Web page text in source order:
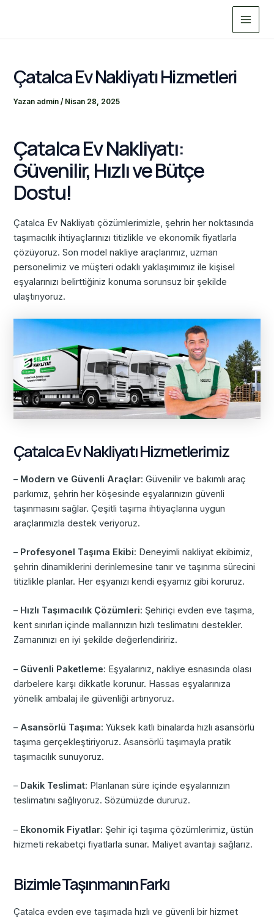
Main
Menu
Çatalca Ev Nakliyatı Hizmetleri
Yazan admin/ Nisan 28, 2025
Çatalca Ev Nakliyatı:
Güvenilir, Hızlı ve Bütçe
Dostu!
Çatalca Ev Nakliyatı çözümlerimizle, şehrin her noktasında
taşımacılık ihtiyaçlarınızı titizlikle ve ekonomik fiyatlarla
çözüyoruz. Son model nakliye araçlarımız, uzman
personelimiz ve müşteri odaklı yaklaşımımız ile kişisel
eşyalarınızı belirttiğiniz konuma sorunsuz bir şekilde
ulaştırıyoruz.
Çatalca Ev Nakliyatı Hizmetlerimiz
– Modern ve Güvenli Araçlar: Güvenilir ve bakımlı araç
parkımız, şehrin her köşesinde eşyalarınızın güvenli
taşınmasını sağlar. Çeşitli taşıma ihtiyaçlarına uygun
araçlarımızla destek veriyoruz.
– Profesyonel Taşıma Ekibi: Deneyimli nakliyat ekibimiz,
şehrin dinamiklerini derinlemesine tanır ve taşınma sürecini
titizlikle planlar. Her eşyanızı kendi eşyamız gibi koruruz.
– Hızlı Taşımacılık Çözümleri: Şehiriçi evden eve taşıma,
kent sınırları içinde mallarınızın hızlı teslimatını destekler.
Zamanınızı en iyi şekilde değerlendiririz.
– Güvenli Paketleme: Eşyalarınız, nakliye esnasında olası
darbelere karşı dikkatle korunur. Hassas eşyalarınıza
yönelik ambalaj ile güvenliği artırıyoruz.
– Asansörlü Taşıma: Yüksek katlı binalarda hızlı asansörlü
taşıma gerçekleştiriyoruz. Asansörlü taşımayla pratik
taşımacılık sunuyoruz.
– Dakik Teslimat: Planlanan süre içinde eşyalarınızın
teslimatını sağlıyoruz. Sözümüzde dururuz.
– Ekonomik Fiyatlar: Şehir içi taşıma çözümlerimiz, üstün
hizmeti rekabetçi fiyatlarla sunar. Maliyet avantajı sağlarız.
Bizimle Taşınmanın Farkı
Çatalca evden eve taşımada hızlı ve güvenli bir hizmet